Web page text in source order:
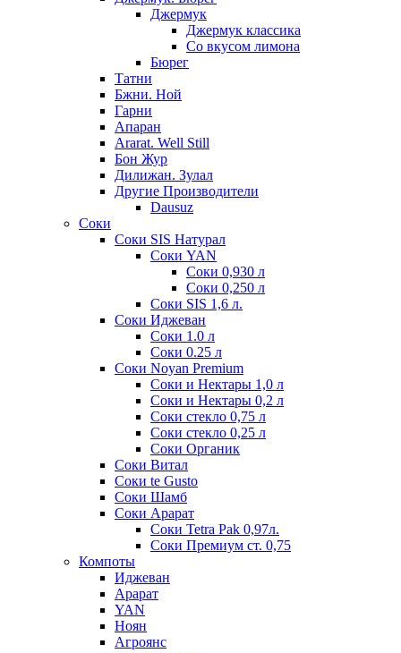
Джермук
Джермук классика
Со вкусом лимона
Бюрег
Татни
Бжни. Ной
Гарни
Апаран
Ararat. Well Still
Бон Жур
Дилижан. Зулал
Другие Производители
Dausuz
Соки
Соки SIS Натурал
Соки YAN
Соки 0,930 л
Соки 0,250 л
Соки SIS 1,6 л.
Соки Иджеван
Соки 1.0 л
Соки 0.25 л
Соки Noyan Premium
Соки и Нектары 1,0 л
Соки и Нектары 0,2 л
Соки стекло 0,75 л
Соки стекло 0,25 л
Соки Органик
Соки Витал
Соки te Gusto
Соки Шамб
Соки Арарат
Соки Tetra Pak 0,97л.
Соки Премиум ст. 0,75
Компоты
Иджеван
Арарат
YAN
Ноян
Агроянс